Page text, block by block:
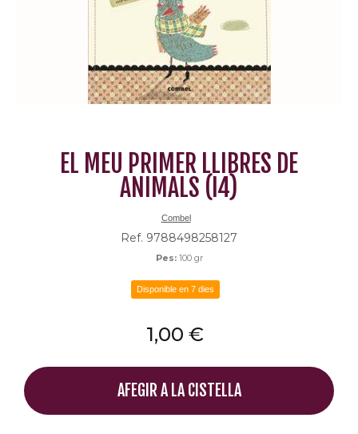
EL MEU PRIMER LLIBRES DE
ANIMALS (I4)
Combel
Ref. 9788498258127
Pes: 100 gr
Disponible en 7 dies
1,00 €
AFEGIR A LA CISTELLA